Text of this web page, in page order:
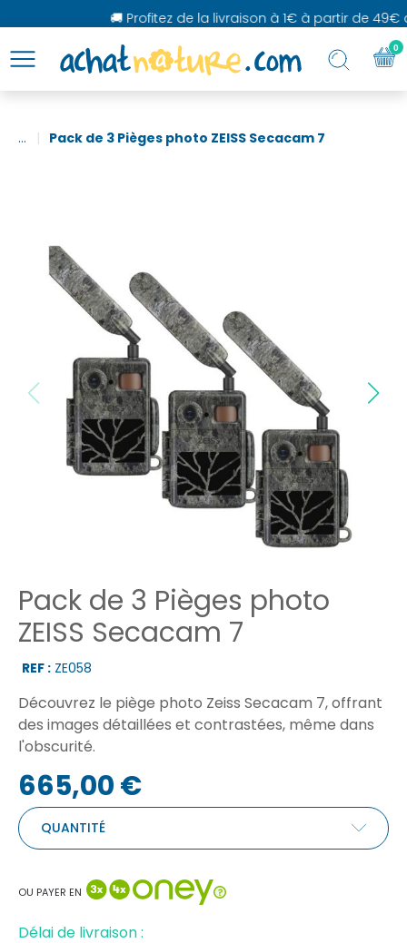
🚚 Profitez de la livraison à 1€ à partir de 49€
... Pack de 3 Pièges photo ZEISS Secacam 7
Pack de 3 Pièges photo
ZEISS Secacam 7
REF : ZE058
Découvrez le piège photo Zeiss Secacam 7, offrant
des images détaillées et contrastées, même dans
l'obscurité.
665,00 €
QUANTITÉ
OU PAYER EN
Délai de livraison :
0